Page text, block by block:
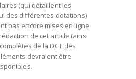
(qui détaillent les
des différentes dotations)
pas encore mises en ligne
de cet article (ainsi
de la DGF des
devraient être